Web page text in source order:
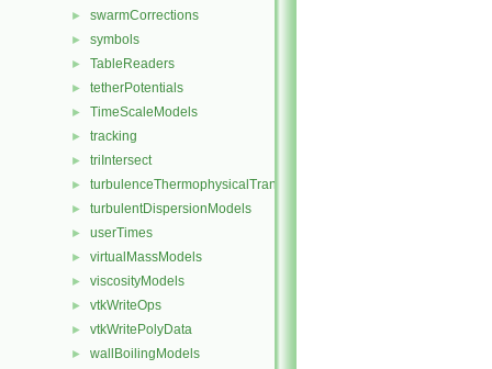
► swarmCorrections
► symbols
► TableReaders
► tetherPotentials
► TimeScaleModels
► tracking
► triIntersect
► turbulenceThermophysicalTransportModels
► turbulentDispersionModels
► userTimes
► virtualMassModels
► viscosityModels
► vtkWriteOps
► vtkWritePolyData
► wallBoilingModels